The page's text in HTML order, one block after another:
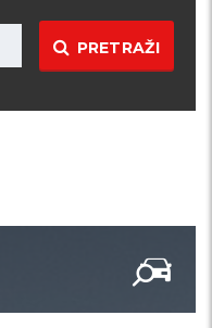
PRETRAŽI